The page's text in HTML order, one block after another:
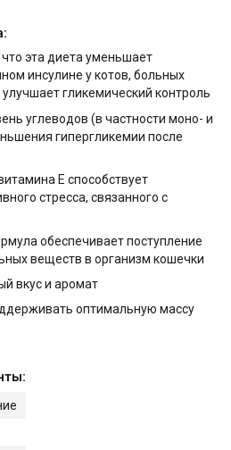
эта диета уменьшает
инсулине у котов, больных
гликемический контроль
углеводов (в частности моно- и
гипергликемии после
Е способствует
стресса, связанного с
обеспечивает поступление
веществ в организм кошечки
вкус и аромат
оптимальную массу